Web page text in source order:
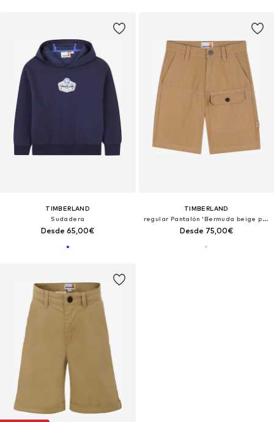
TIMBERLAND
Sudadera
Desde 65,00€
TIMBERLAND
regular Pantalón 'Bermuda beige per bambino'
Desde 75,00€